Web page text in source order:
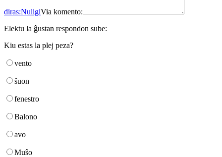
diras:NuligiVia komento:
Elektu la ĝustan respondon sube:
Kiu estas la plej peza?
vento
ŝuon
fenestro
Balono
avo
Muŝo